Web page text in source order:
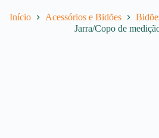
Início Acessórios e Bidões
Jarra/Copo de